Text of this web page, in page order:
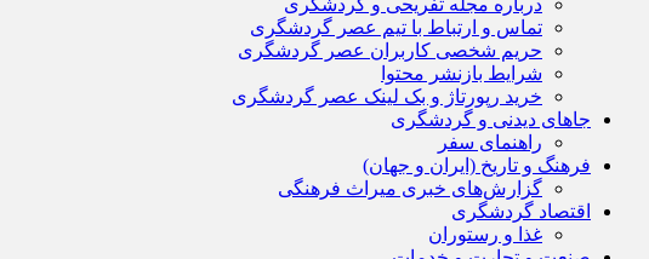
درباره مجله تفریحی و گردشگری
تماس و ارتباط با تیم عصر گردشگری
حریم شخصی کاربران عصر گردشگری
شرایط بازنشر محتوا
خرید رپورتاژ و بک لینک عصر گردشگری
جاهای دیدنی و گردشگری
راهنمای سفر
فرهنگ و تاریخ (ایران و جهان)
گزارش‌های خبری میراث فرهنگی
اقتصاد گردشگری
غذا و رستوران